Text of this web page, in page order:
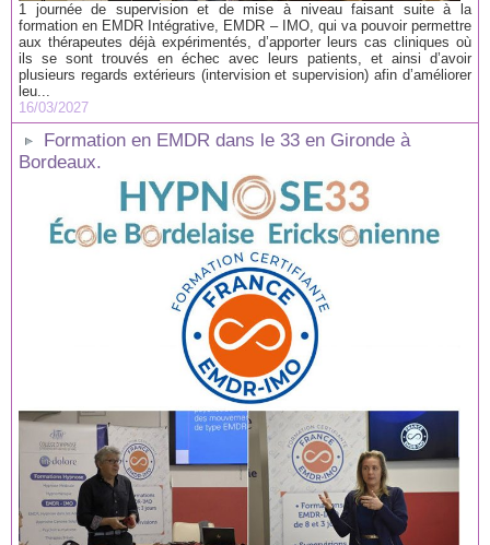
1 journée de supervision et de mise à niveau faisant suite à la
formation en EMDR Intégrative, EMDR – IMO, qui va pouvoir permettre
aux thérapeutes déjà expérimentés, d’apporter leurs cas cliniques où
ils se sont trouvés en échec avec leurs patients, et ainsi d’avoir
plusieurs regards extérieurs (intervision et supervision) afin d’améliorer
leu...
16/03/2027
Formation en EMDR dans le 33 en Gironde à
Bordeaux.